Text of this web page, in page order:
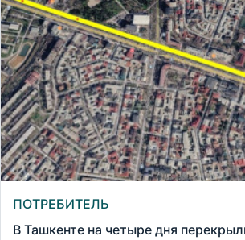
ПОТРЕБИТЕЛЬ
В Ташкенте на четыре дня